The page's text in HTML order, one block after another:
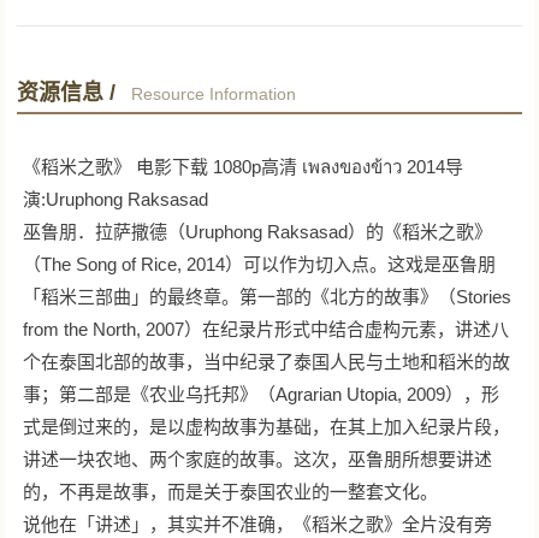
资源信息 / Resource Information
《稻米之歌》 电影下载 1080p高清 เพลงของข้าว 2014导
演:Uruphong Raksasad
巫鲁朋．拉萨撒德（Uruphong Raksasad）的《稻米之歌》
（The Song of Rice, 2014）可以作为切入点。这戏是巫鲁朋
「稻米三部曲」的最终章。第一部的《北方的故事》（Stories
from the North, 2007）在纪录片形式中结合虚构元素，讲述八
个在泰国北部的故事，当中纪录了泰国人民与土地和稻米的故
事；第二部是《农业乌托邦》（Agrarian Utopia, 2009），形
式是倒过来的，是以虚构故事为基础，在其上加入纪录片段，
讲述一块农地、两个家庭的故事。这次，巫鲁朋所想要讲述
的，不再是故事，而是关于泰国农业的一整套文化。
说他在「讲述」，其实并不准确，《稻米之歌》全片没有旁